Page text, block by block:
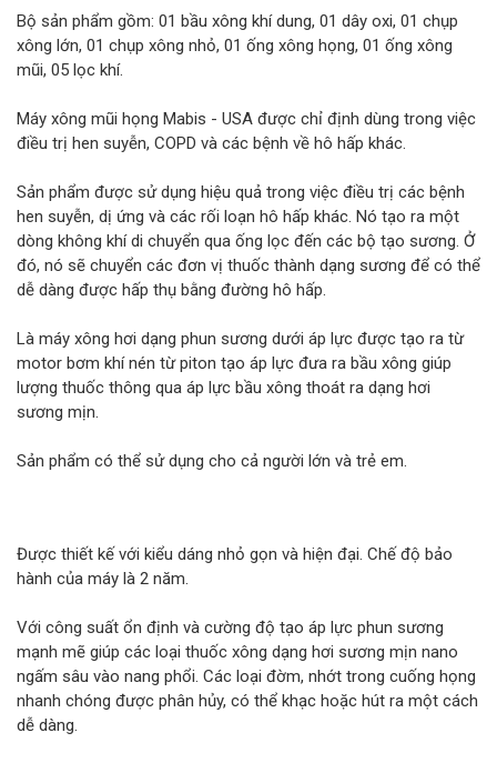
Bộ sản phẩm gồm: 01 bầu xông khí dung, 01 dây oxi, 01 chụp
xông lớn, 01 chụp xông nhỏ, 01 ống xông họng, 01 ống xông
mũi, 05 lọc khí.
Máy xông mũi họng Mabis - USA được chỉ định dùng trong việc
điều trị hen suyễn, COPD và các bệnh về hô hấp khác.
Sản phẩm được sử dụng hiệu quả trong việc điều trị các bệnh
hen suyễn, dị ứng và các rối loạn hô hấp khác. Nó tạo ra một
dòng không khí di chuyển qua ống lọc đến các bộ tạo sương. Ở
đó, nó sẽ chuyển các đơn vị thuốc thành dạng sương để có thể
dễ dàng được hấp thụ bằng đường hô hấp.
Là máy xông hơi dạng phun sương dưới áp lực được tạo ra từ
motor bơm khí nén từ piton tạo áp lực đưa ra bầu xông giúp
lượng thuốc thông qua áp lực bầu xông thoát ra dạng hơi
sương mịn.
Sản phẩm có thể sử dụng cho cả người lớn và trẻ em.
Được thiết kế với kiểu dáng nhỏ gọn và hiện đại. Chế độ bảo
hành của máy là 2 năm.
Với công suất ổn định và cường độ tạo áp lực phun sương
mạnh mẽ giúp các loại thuốc xông dạng hơi sương mịn nano
ngấm sâu vào nang phổi. Các loại đờm, nhớt trong cuống họng
nhanh chóng được phân hủy, có thể khạc hoặc hút ra một cách
dễ dàng.